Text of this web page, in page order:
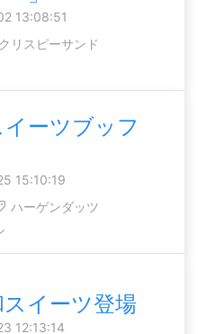
13:08:51
クリスピーサンド
ーツブッフ
15:10:19
ハーゲンダッツ
イーツ登場
12:13:14